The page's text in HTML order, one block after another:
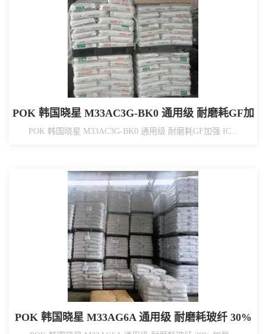
POK 韩国晓星 M33AC3G-BK0 通用级 耐磨耗GF加
强 IC芯片托盘（IC Chip Tray）
POK 韩国晓星 M33AC3G-BK0 通用级 耐磨耗GF加强 IC...
POK 韩国晓星 M33AG6A 通用级 耐磨耗玻纤 30%